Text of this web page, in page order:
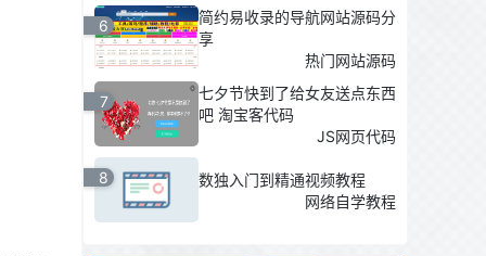
6
简约易收录的导航网站源码分
享
热门网站源码
7
七夕节快到了给女友送点东西
吧 淘宝客代码
JS网页代码
8
数独入门到精通视频教程
网络自学教程